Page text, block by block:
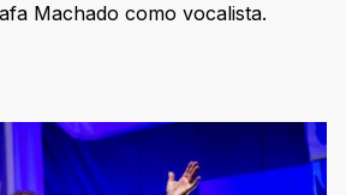
Machado como vocalista.